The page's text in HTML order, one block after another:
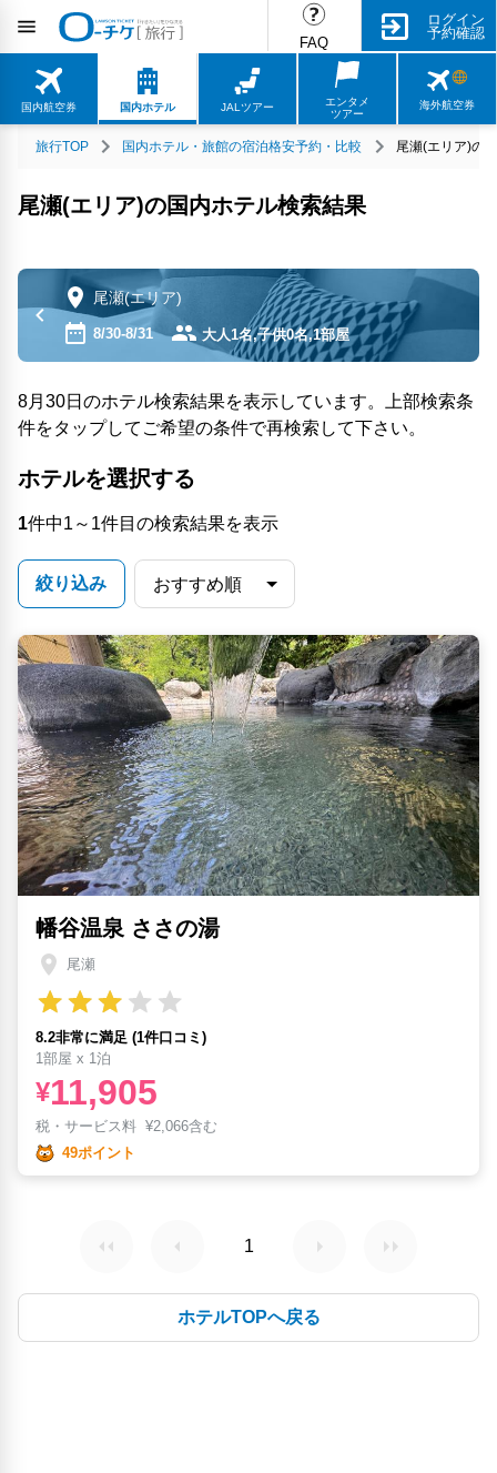
FAQ
ログイン
予約確認
国内航空券 国内ホテル JALツアー
エンタメ
ツアー
海外航空券
旅行TOP 国内ホテル・旅館の宿泊格安予約・比較 尾瀬(エリア)の
尾瀬(エリア)の国内ホテル検索結果
尾瀬(エリア)
8/30-8/31 大人1名,子供0名,1部屋
8月30日のホテル検索結果を表示しています。上部検索条
件をタップしてご希望の条件で再検索して下さい。
ホテルを選択する
1件中1～1件目の検索結果を表示
絞り込み
幡谷温泉 ささの湯
尾瀬
8.2非常に満足 (1件口コミ)
1部屋 x 1泊
¥11,905
税・サービス料 ¥2,066含む
49ポイント
1
ホテルTOPへ戻る